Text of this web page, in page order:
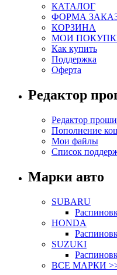
КАТАЛОГ
ФОРМА
КОРЗИНА
МОИ
Как купить
Поддержка
Оферта
Редактор
Редактор
Пополнение
Мои файлы
Список
Марки авто
SUBARU
HONDA
SUZUKI
ВСЕ МАРКИ